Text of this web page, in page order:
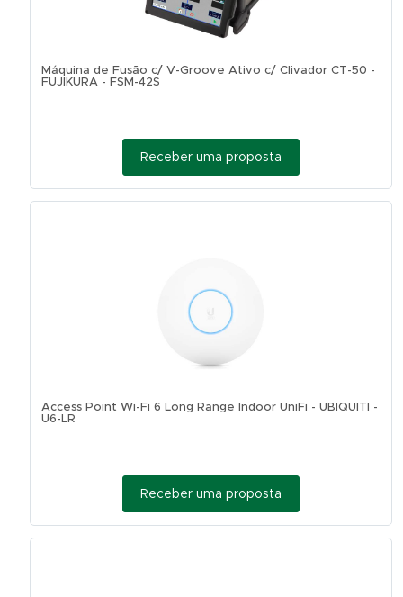
Máquina de Fusão c/ V-Groove Ativo c/ Clivador CT-50 -
FUJIKURA - FSM-42S
Receber uma proposta
Access Point Wi-Fi 6 Long Range Indoor UniFi - UBIQUITI -
U6-LR
Receber uma proposta